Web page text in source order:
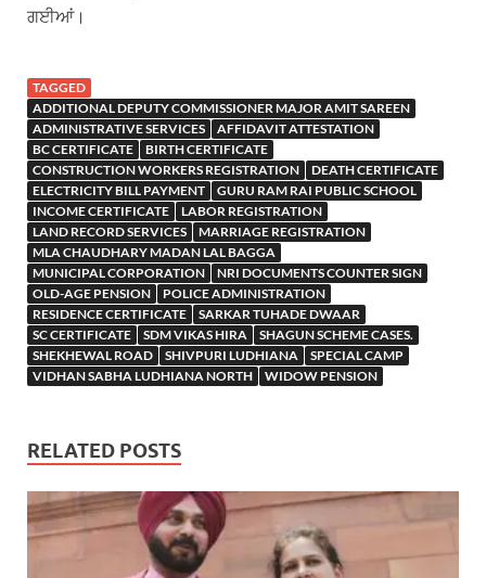
ਗਈਆਂ।
TAGGED
ADDITIONAL DEPUTY COMMISSIONER MAJOR AMIT SAREEN
ADMINISTRATIVE SERVICES
AFFIDAVIT ATTESTATION
BC CERTIFICATE
BIRTH CERTIFICATE
CONSTRUCTION WORKERS REGISTRATION
DEATH CERTIFICATE
ELECTRICITY BILL PAYMENT
GURU RAM RAI PUBLIC SCHOOL
INCOME CERTIFICATE
LABOR REGISTRATION
LAND RECORD SERVICES
MARRIAGE REGISTRATION
MLA CHAUDHARY MADAN LAL BAGGA
MUNICIPAL CORPORATION
NRI DOCUMENTS COUNTER SIGN
OLD-AGE PENSION
POLICE ADMINISTRATION
RESIDENCE CERTIFICATE
SARKAR TUHADE DWAAR
SC CERTIFICATE
SDM VIKAS HIRA
SHAGUN SCHEME CASES.
SHEKHEWAL ROAD
SHIVPURI LUDHIANA
SPECIAL CAMP
VIDHAN SABHA LUDHIANA NORTH
WIDOW PENSION
RELATED POSTS